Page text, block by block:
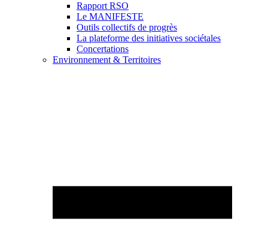
Rapport RSO
Le MANIFESTE
Outils collectifs de progrès
La plateforme des initiatives sociétales
Concertations
Environnement & Territoires